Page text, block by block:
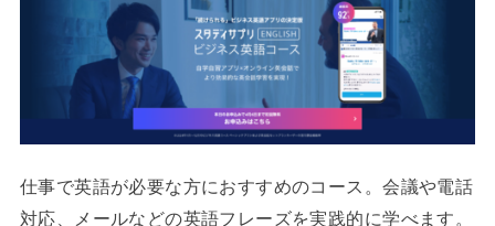
仕事で英語が必要な方におすすめのコース。会議や電話
対応、メールなどの英語フレーズを実践的に学べます。